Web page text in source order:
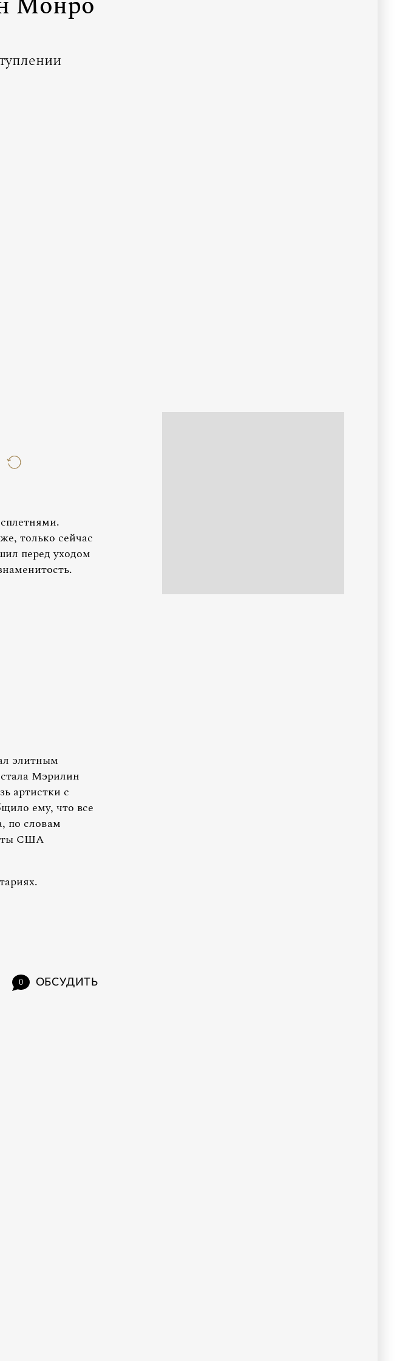
только сейчас
перед уходом
элитным
Мэрилин
артистки с
ему, что все
по словам
США
0 ОБСУДИТЬ